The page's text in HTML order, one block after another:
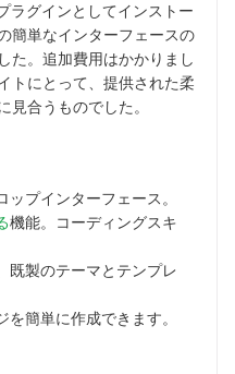
グインとしてインストー
簡単なインターフェースの
た。追加費用はかかりまし
トにとって、提供された柔
見合うものでした。
プインターフェース。
機能。コーディングスキ
既製のテーマとテンプレ
簡単に作成できます。